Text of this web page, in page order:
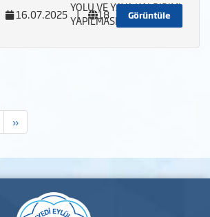
YOLU VE YAYA KALDIRIMI
YAPILMASI İŞİ İhale
Görüntüle
16.07.2025 | 18
»